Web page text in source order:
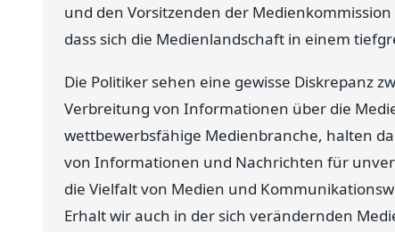
und den Vorsitzenden der
dass sich die Medienlandschaft in einem
Die Politiker sehen eine gewisse Diskrepanz
Verbreitung von Informationen über die
wettbewerbsfähige Medienbranche, halten
von Informationen und Nachrichten für
die Vielfalt von Medien und
Erhalt wir auch in der sich verändernden